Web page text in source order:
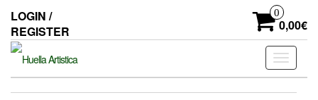
the
content
LOGIN /
REGISTER
0
0,00€
Toggle